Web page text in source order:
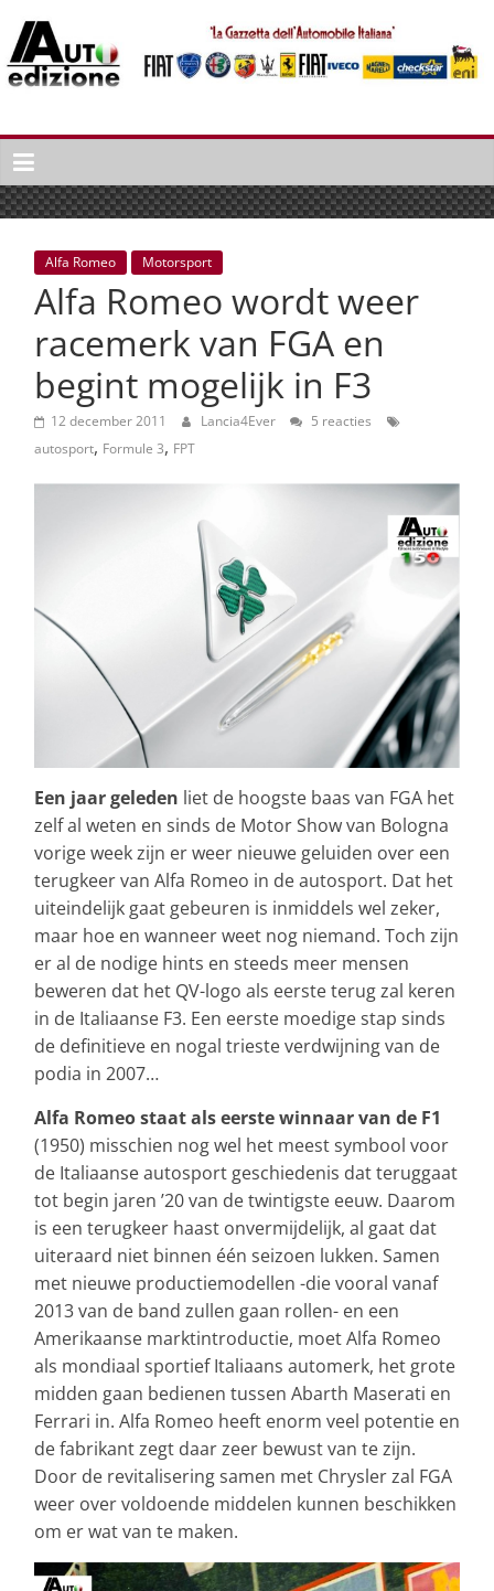
naar
inhoud
Auto
Edizione
La
Gazetta
dell'Automobile
Italiana
autonieuws
lifestyle
Alfa Romeo Motorsport
Alfa Romeo wordt weer
racemerk van FGA en
begint mogelijk in F3
12 december 2011 Lancia4Ever
5 reacties
autosport, Formule 3, FPT
Een jaar geleden liet de hoogste baas van FGA het
zelf al weten en sinds de Motor Show van Bologna
vorige week zijn er weer nieuwe geluiden over een
terugkeer van Alfa Romeo in de autosport. Dat het
uiteindelijk gaat gebeuren is inmiddels wel zeker,
maar hoe en wanneer weet nog niemand. Toch zijn
er al de nodige hints en steeds meer mensen
beweren dat het QV-logo als eerste terug zal keren
in de Italiaanse F3. Een eerste moedige stap sinds
de definitieve en nogal trieste verdwijning van de
podia in 2007…
Alfa Romeo staat als eerste winnaar van de F1
(1950) misschien nog wel het meest symbool voor
de Italiaanse autosport geschiedenis dat teruggaat
tot begin jaren ’20 van de twintigste eeuw. Daarom
is een terugkeer haast onvermijdelijk, al gaat dat
uiteraard niet binnen één seizoen lukken. Samen
met nieuwe productiemodellen -die vooral vanaf
2013 van de band zullen gaan rollen- en een
Amerikaanse marktintroductie, moet Alfa Romeo
als mondiaal sportief Italiaans automerk, het grote
midden gaan bedienen tussen Abarth Maserati en
Ferrari in. Alfa Romeo heeft enorm veel potentie en
de fabrikant zegt daar zeer bewust van te zijn.
Door de revitalisering samen met Chrysler zal FGA
weer over voldoende middelen kunnen beschikken
om er wat van te maken.